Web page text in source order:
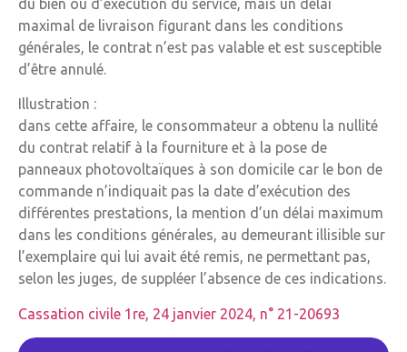
du bien ou d’exécution du service, mais un délai
maximal de livraison figurant dans les conditions
générales, le contrat n’est pas valable et est susceptible
d’être annulé.
Illustration :
dans cette affaire, le consommateur a obtenu la nullité
du contrat relatif à la fourniture et à la pose de
panneaux photovoltaïques à son domicile car le bon de
commande n’indiquait pas la date d’exécution des
différentes prestations, la mention d’un délai maximum
dans les conditions générales, au demeurant illisible sur
l’exemplaire qui lui avait été remis, ne permettant pas,
selon les juges, de suppléer l’absence de ces indications.
Cassation civile 1re, 24 janvier 2024, n° 21-20693